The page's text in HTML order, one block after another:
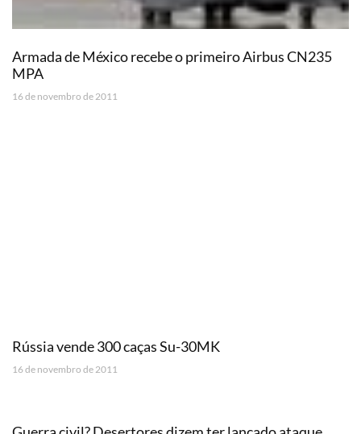
Armada de México recebe o primeiro Airbus CN235
MPA
16 de novembro de 2011
Rússia vende 300 caças Su-30MK
16 de novembro de 2011